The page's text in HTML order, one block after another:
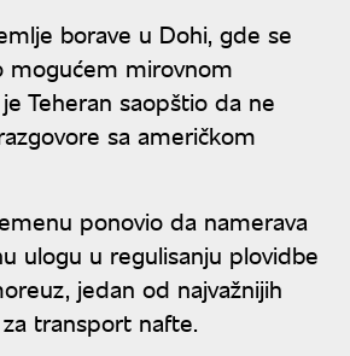
borave u Dohi, gde se
mogućem mirovnom
Teheran saopštio da ne
sa američkom
ponovio da namerava
ulogu u regulisanju plovidbe
jedan od najvažnijih
transport nafte.